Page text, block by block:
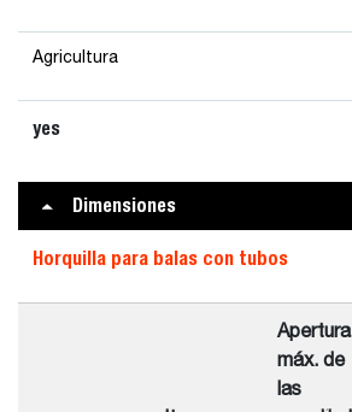
Agricultura
yes
Dimensiones
Horquilla para balas con tubos
Apertura
máx. de
las